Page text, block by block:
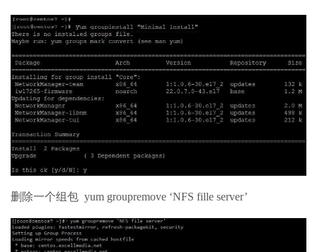
删除一个组包 yum groupremove ‘NFS fille server’